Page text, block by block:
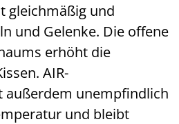
gleichmäßig und
und Gelenke. Die offene
erhöht die
AIR-
außerdem unempfindlich
und bleibt